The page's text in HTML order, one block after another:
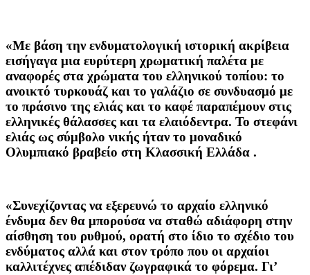
«Με βάση την ενδυματολογική ιστορική ακρίβεια
εισήγαγα μια ευρύτερη χρωματική παλέτα με
αναφορές στα χρώματα του ελληνικού τοπίου: το
ανοικτό τυρκουάζ και το γαλάζιο σε συνδυασμό με
το πράσινο της ελιάς και το καφέ παραπέμουν στις
ελληνικές θάλασσες και τα ελαιόδεντρα. Το στεφάνι
ελιάς ως σύμβολο νικής ήταν το μοναδικό
Ολυμπιακό βραβείο στη Κλασσική Ελλάδα .
«Συνεχίζοντας να εξερευνώ το αρχαίο ελληνικό
ένδυμα δεν θα μπορούσα να σταθώ αδιάφορη στην
αίσθηση του ρυθμού, ορατή στο ίδιο το σχέδιο του
ενδύματος αλλά και στον τρόπο που οι αρχαίοι
καλλιτέχνες απέδιδαν ζωγραφικά το φόρεμα. Γι’